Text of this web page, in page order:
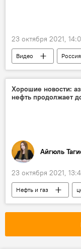
23 октября 2021,
Видео Россия
Хорошие новости:
нефть продолжает
Айгюль
23 октября 2021,
Нефть и газ
Азербайджан